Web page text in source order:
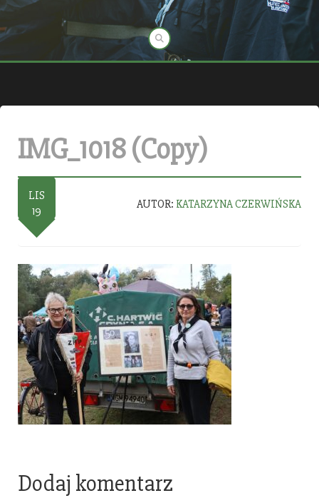
IMG_1018 (Copy)
LIS
19
AUTOR: KATARZYNA CZERWIŃSKA
Dodaj komentarz